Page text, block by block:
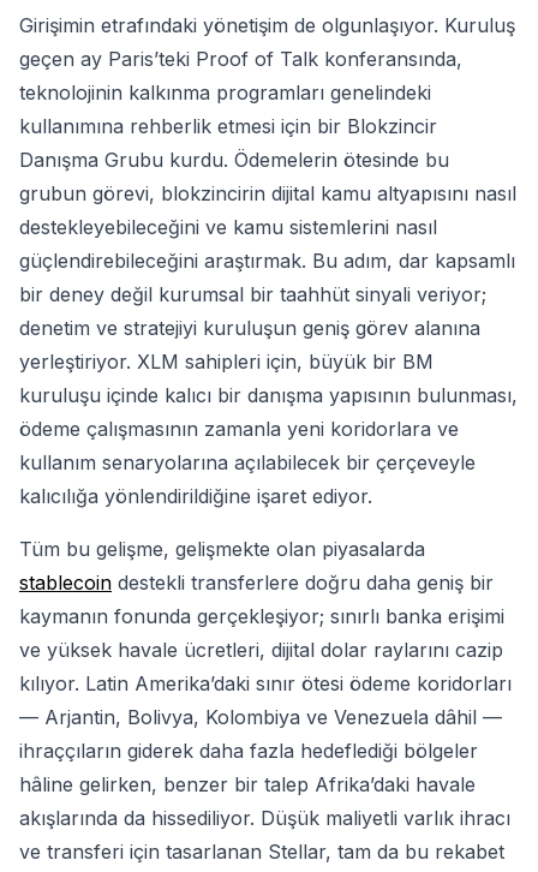
Girişimin etrafındaki yönetişim de olgunlaşıyor. Kuruluş
geçen ay Paris’teki Proof of Talk konferansında,
teknolojinin kalkınma programları genelindeki
kullanımına rehberlik etmesi için bir Blokzincir
Danışma Grubu kurdu. Ödemelerin ötesinde bu
grubun görevi, blokzincirin dijital kamu altyapısını nasıl
destekleyebileceğini ve kamu sistemlerini nasıl
güçlendirebileceğini araştırmak. Bu adım, dar kapsamlı
bir deney değil kurumsal bir taahhüt sinyali veriyor;
denetim ve stratejiyi kuruluşun geniş görev alanına
yerleştiriyor. XLM sahipleri için, büyük bir BM
kuruluşu içinde kalıcı bir danışma yapısının bulunması,
ödeme çalışmasının zamanla yeni koridorlara ve
kullanım senaryolarına açılabilecek bir çerçeveyle
kalıcılığa yönlendirildiğine işaret ediyor.
Tüm bu gelişme, gelişmekte olan piyasalarda
stablecoin destekli transferlere doğru daha geniş bir
kaymanın fonunda gerçekleşiyor; sınırlı banka erişimi
ve yüksek havale ücretleri, dijital dolar raylarını cazip
kılıyor. Latin Amerika’daki sınır ötesi ödeme koridorları
— Arjantin, Bolivya, Kolombiya ve Venezuela dâhil —
ihraççıların giderek daha fazla hedeflediği bölgeler
hâline gelirken, benzer bir talep Afrika’daki havale
akışlarında da hissediliyor. Düşük maliyetli varlık ihracı
ve transferi için tasarlanan Stellar, tam da bu rekabet